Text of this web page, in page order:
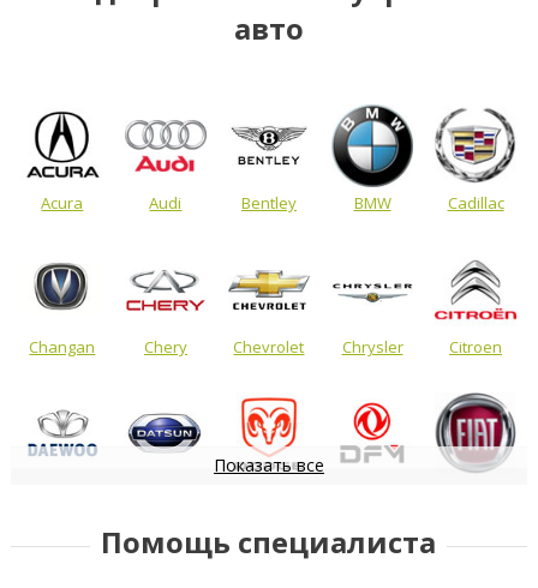
авто
Acura Audi Bentley BMW Cadillac
Changan Chery Chevrolet Chrysler Citroen
Показать все
Помощь специалиста